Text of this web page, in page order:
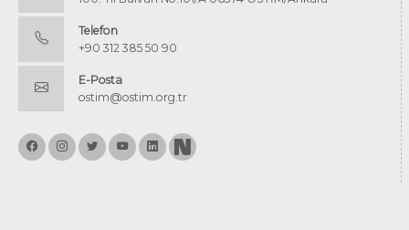
Telefon
+90 312 385 50 90
E-Posta
ostim@ostim.org.tr